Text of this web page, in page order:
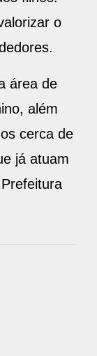
filhos.
o
de
além
cerca de
já atuam